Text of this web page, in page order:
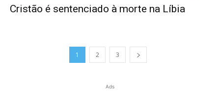
Cristão é sentenciado à morte na Líbia
1 2 3
Ads